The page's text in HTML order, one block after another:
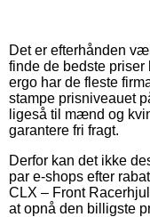
Det er efterhånden
finde de bedste priser
ergo har de fleste
stampe prisniveauet
ligeså til mænd og
garantere fri fragt.
Derfor kan det ikke
par e-shops efter
CLX – Front
at opnå den billigste